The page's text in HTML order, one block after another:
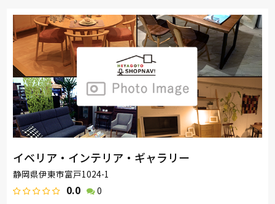
イベリア・インテリア・ギャラリー
静岡県伊東市富戸1024-1
0.0 0